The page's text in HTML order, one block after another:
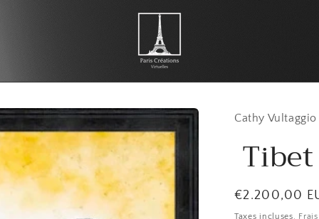
Cathy Vultaggio
Tibet
Prix
habituel
€2.200,00
Taxes incluses.